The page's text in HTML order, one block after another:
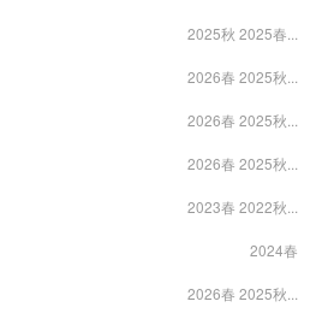
2025秋 2025春...
2026春 2025秋...
2026春 2025秋...
2026春 2025秋...
2023春 2022秋...
2024春
2026春 2025秋...